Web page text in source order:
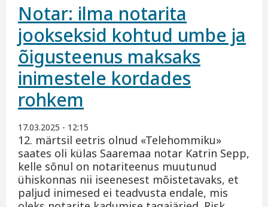
Notar: ilma notarita
jookseksid kohtud umbe ja
õigusteenus maksaks
inimestele kordades
rohkem
17.03.2025 - 12:15
12. märtsil eetris olnud «Telehommiku»
saates oli külas Saaremaa notar Katrin Sepp,
kelle sõnul on notariteenus muutunud
ühiskonnas nii iseenesest mõistetavaks, et
paljud inimesed ei teadvusta endale, mis